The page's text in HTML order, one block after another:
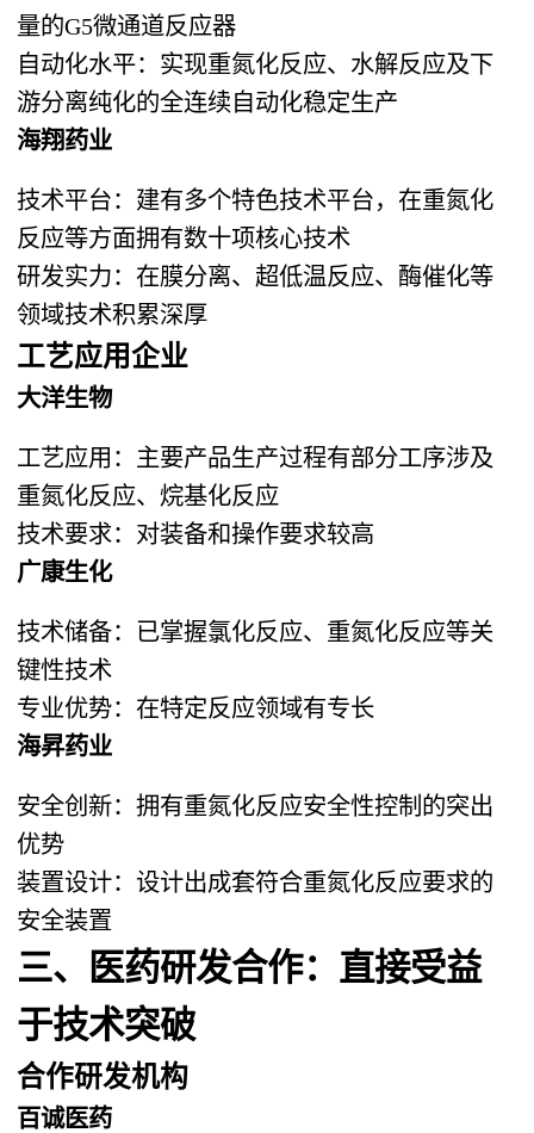
量的G5微通道反应器
自动化水平：实现重氮化反应、水解反应及下
游分离纯化的全连续自动化稳定生产
海翔药业
技术平台：建有多个特色技术平台，在重氮化
反应等方面拥有数十项核心技术
研发实力：在膜分离、超低温反应、酶催化等
领域技术积累深厚
工艺应用企业
大洋生物
工艺应用：主要产品生产过程有部分工序涉及
重氮化反应、烷基化反应
技术要求：对装备和操作要求较高
广康生化
技术储备：已掌握氯化反应、重氮化反应等关
键性技术
专业优势：在特定反应领域有专长
海昇药业
安全创新：拥有重氮化反应安全性控制的突出
优势
装置设计：设计出成套符合重氮化反应要求的
安全装置
三、医药研发合作：直接受益
于技术突破
合作研发机构
百诚医药